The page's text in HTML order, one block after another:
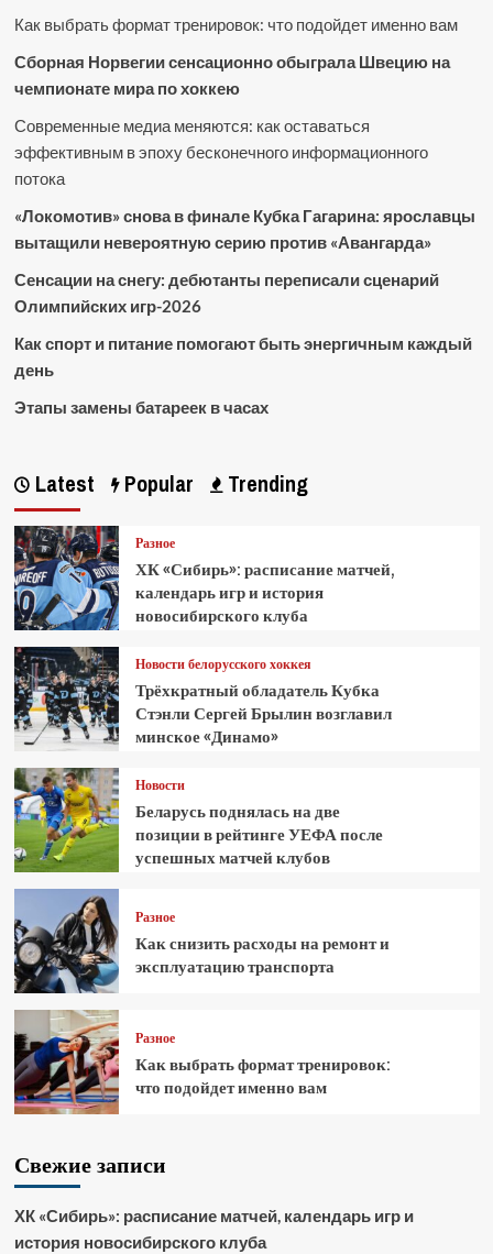
Как выбрать формат тренировок: что подойдет именно вам
Сборная Норвегии сенсационно обыграла Швецию на
чемпионате мира по хоккею
Современные медиа меняются: как оставаться
эффективным в эпоху бесконечного информационного
потока
«Локомотив» снова в финале Кубка Гагарина: ярославцы
вытащили невероятную серию против «Авангарда»
Сенсации на снегу: дебютанты переписали сценарий
Олимпийских игр-2026
Как спорт и питание помогают быть энергичным каждый
день
Этапы замены батареек в часах
Latest Popular Trending
Разное
ХК «Сибирь»: расписание матчей,
календарь игр и история
новосибирского клуба
Новости белорусского хоккея
Трёхкратный обладатель Кубка
Стэнли Сергей Брылин возглавил
минское «Динамо»
Новости
Беларусь поднялась на две
позиции в рейтинге УЕФА после
успешных матчей клубов
Разное
Как снизить расходы на ремонт и
эксплуатацию транспорта
Разное
Как выбрать формат тренировок:
что подойдет именно вам
Свежие записи
ХК «Сибирь»: расписание матчей, календарь игр и
история новосибирского клуба